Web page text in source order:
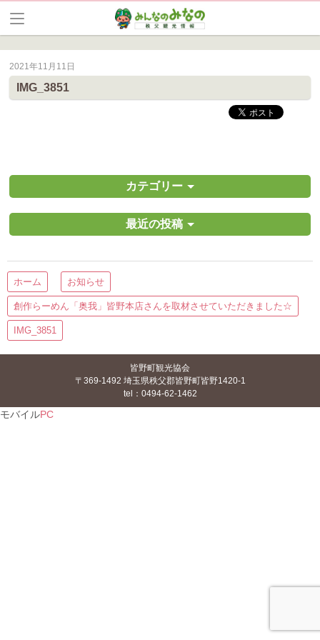
新着情報
皆野町のイベントやお祭り、花情報等の最新情報や観光協会会員情報
2021年11月11日
IMG_3851
カテゴリー
最近の投稿
ホーム お知らせ
創作らーめん「奥我」皆野本店さんを取材させていただきました☆
IMG_3851
皆野町観光協会
〒369-1492 埼玉県秩父郡皆野町皆野1420-1
tel：0494-62-1462
モバイルPC